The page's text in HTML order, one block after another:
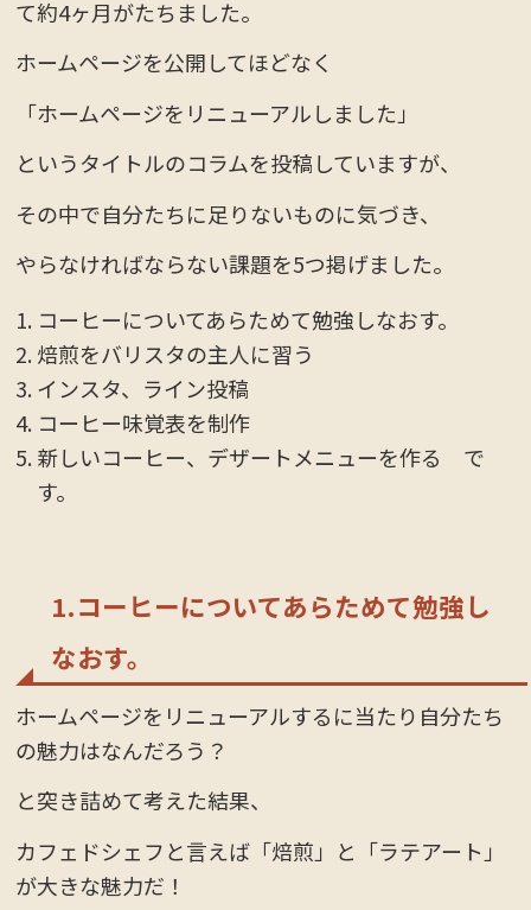
て約4ヶ月がたちました。
ホームページを公開してほどなく
「ホームページをリニューアルしました」
というタイトルのコラムを投稿していますが、
その中で自分たちに足りないものに気づき、
やらなければならない課題を5つ掲げました。
コーヒーについてあらためて勉強しなおす。
焙煎をバリスタの主人に習う
インスタ、ライン投稿
コーヒー味覚表を制作
新しいコーヒー、デザートメニューを作る で
す。
1.コーヒーについてあらためて勉強し
なおす。
ホームページをリニューアルするに当たり自分たち
の魅力はなんだろう？
と突き詰めて考えた結果、
カフェドシェフと言えば「焙煎」と「ラテアート」
が大きな魅力だ！